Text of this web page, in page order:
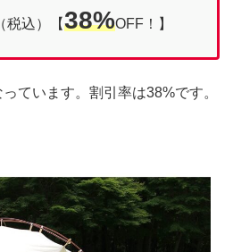
（税込）【38%OFF！】
ています。割引率は38%です。